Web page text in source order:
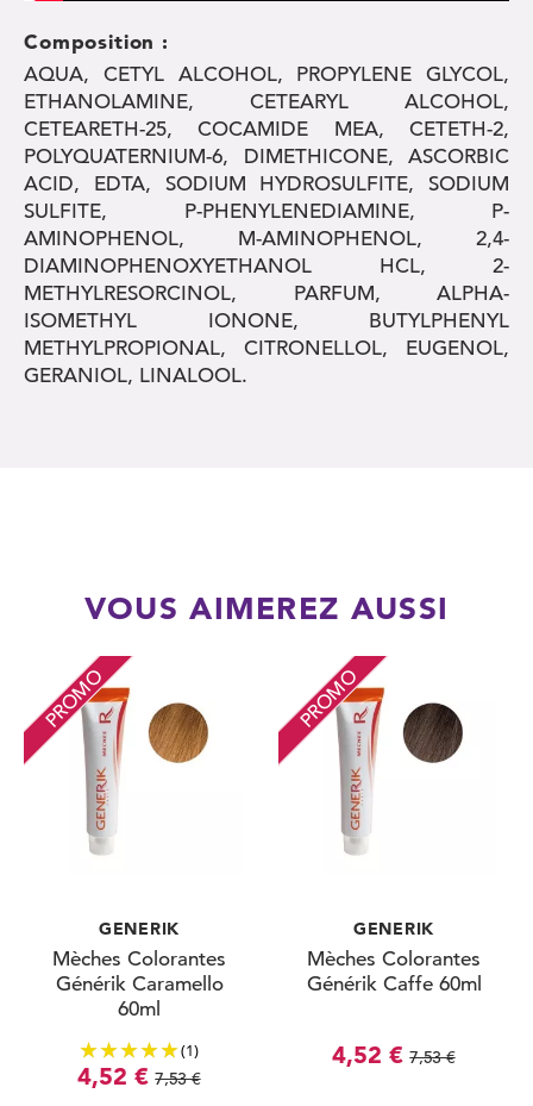
Composition :
AQUA, CETYL ALCOHOL, PROPYLENE GLYCOL,
ETHANOLAMINE, CETEARYL ALCOHOL,
CETEARETH-25, COCAMIDE MEA, CETETH-2,
POLYQUATERNIUM-6, DIMETHICONE, ASCORBIC
ACID, EDTA, SODIUM HYDROSULFITE, SODIUM
SULFITE, P-PHENYLENEDIAMINE, P-
AMINOPHENOL, M-AMINOPHENOL, 2,4-
DIAMINOPHENOXYETHANOL HCL, 2-
METHYLRESORCINOL, PARFUM, ALPHA-
ISOMETHYL IONONE, BUTYLPHENYL
METHYLPROPIONAL, CITRONELLOL, EUGENOL,
GERANIOL, LINALOOL.
VOUS AIMEREZ AUSSI
PROMO
GENERIK
Mèches Colorantes
Générik Caramello
60ml
(1)
4,52 € 7,53 €
PROMO
GENERIK
Mèches Colorantes
Générik Caffe 60ml
4,52 € 7,53 €